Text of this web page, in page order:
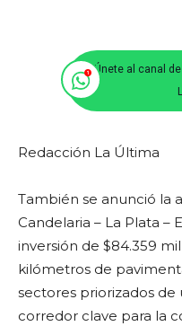
Únete al canal
Redacción La Última
También se anunció la
Candelaria – La Plata –
inversión de $84.359
kilómetros de
sectores priorizados de
corredor clave para la